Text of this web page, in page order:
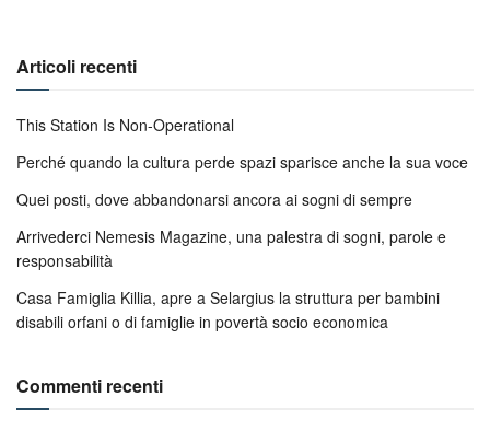
Articoli recenti
This Station Is Non-Operational
Perché quando la cultura perde spazi sparisce anche la sua voce
Quei posti, dove abbandonarsi ancora ai sogni di sempre
Arrivederci Nemesis Magazine, una palestra di sogni, parole e
responsabilità
Casa Famiglia Killia, apre a Selargius la struttura per bambini
disabili orfani o di famiglie in povertà socio economica
Commenti recenti